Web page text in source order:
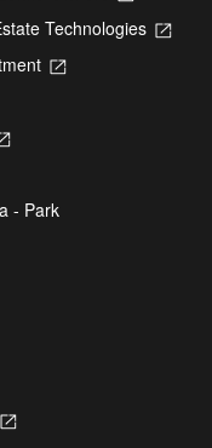
a
Technologies
Opens
Opens
Opens
new
tab
- Park
Opens